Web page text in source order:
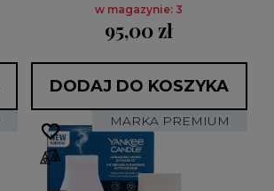
w magazynie: 3
95,00 zł
DODAJ DO KOSZYKA
MARKA PREMIUM
favorite_border
favorite_border